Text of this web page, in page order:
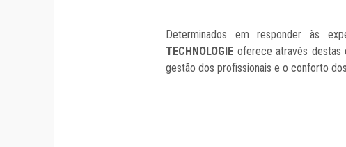
Determinados em responder às
TECHNOLOGIE oferece através destas
gestão dos profissionais e o conforto